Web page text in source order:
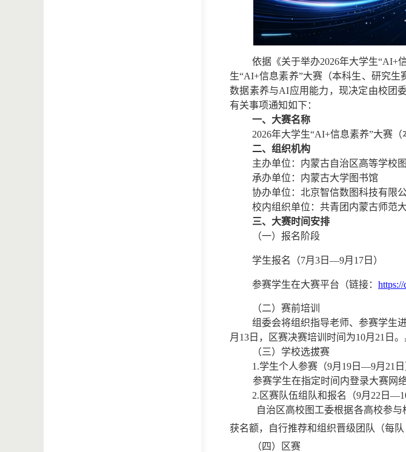
依据《关于举办2026年大学生“AI+
生“AI+信息素养”大赛（本科生、研究生
数据素养与AI应用能力，现决定由校团
有关事项通知如下：
一、大赛名称
2026年大学生“AI+信息素养”大赛
二、组织机构
主办单位：内蒙古自治区高等学校
承办单位：内蒙古大学图书馆
协办单位：北京智信数图科技有限
校内组织单位：共青团内蒙古师范
三、大赛时间安排
（一）报名阶段
学生报名（7月3日—9月17日）
参赛学生在大赛平台（链接： https://
（二）赛前培训
组委会将组织指导老师、参赛学生
月13日，区赛决赛培训时间为10月21日
（三）学校选拔赛
1.学生个人参赛（9月19日—9月21日
参赛学生在指定时间内登录大赛网
2.区赛队伍组队和报名（9月22日
自治区高校图工委根据各高校参与
获名额，自行推荐和组织晋级团队（每队
（四）区赛